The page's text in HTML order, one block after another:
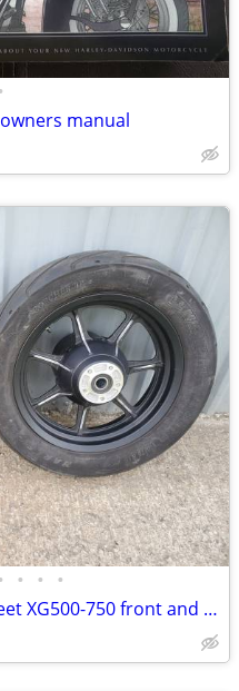
manual
• • •
2014-17 Harley-Davidson Street XG500-750 front and rear wheels